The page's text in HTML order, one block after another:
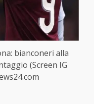
bianconeri alla
(Screen IG